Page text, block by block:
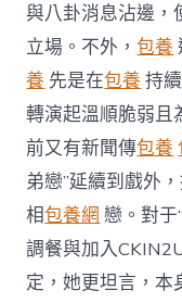
與八卦消息沾邊，
立場。不外，包養
養 先是在包養 持
轉演起溫順脆弱且
前又有新聞傳包養
弟戀”延續到戲外
相包養網 戀。對于
調餐與加入
定，她更坦言，本